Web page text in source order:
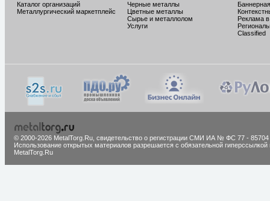
Каталог организаций
Металлургический маркетплейс
Черные металлы
Цветные металлы
Сырье и металлолом
Услуги
Реклама
Classified
© 2000-2026 MetalTorg.Ru, cвидетельство о регистрации СМИ ИА № ФС 77 - 85704
Использование открытых материалов разрешается с обязательной гиперссылкой
MetalTorg.Ru